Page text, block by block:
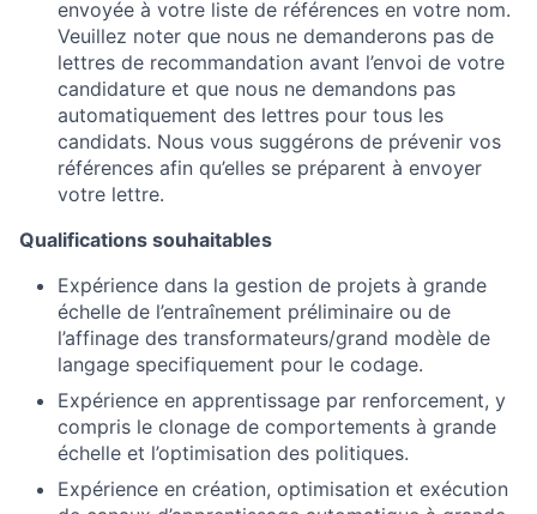
envoyée à votre liste de références en votre nom.
Veuillez noter que nous ne demanderons pas de
lettres de recommandation avant l’envoi de votre
candidature et que nous ne demandons pas
automatiquement des lettres pour tous les
candidats. Nous vous suggérons de prévenir vos
références afin qu’elles se préparent à envoyer
votre lettre.
Qualifications souhaitables
Expérience dans la gestion de projets à grande
échelle de l’entraînement préliminaire ou de
l’affinage des transformateurs/grand modèle de
langage specifiquement pour le codage.
Expérience en apprentissage par renforcement, y
compris le clonage de comportements à grande
échelle et l’optimisation des politiques.
Expérience en création, optimisation et exécution